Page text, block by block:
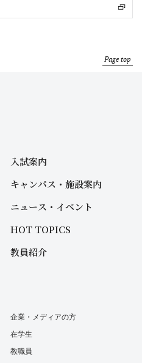
Page top
入試案内
キャンパス・施設案内
ニュース・イベント
HOT TOPICS
教員紹介
企業・メディアの方
在学生
教職員